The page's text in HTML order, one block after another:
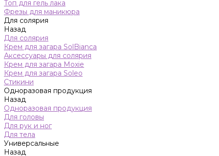
Топ для гель лака
Фрезы для маникюра
Для солярия
Назад
Для солярия
Крем для загара SolBianca
Аксессуары для солярия
Крем для загара Moxie
Крем для загара Soleo
Стикини
Одноразовая продукция
Назад
Одноразовая продукция
Для головы
Для рук и ног
Для тела
Универсальные
Назад